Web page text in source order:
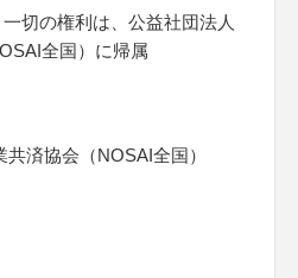
切の権利は、公益社団法人
全国）に帰属
済協会（NOSAI全国）